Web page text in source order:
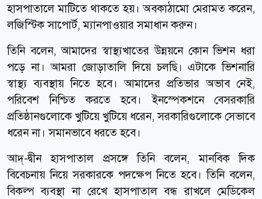
হাসপাতালে মাটিতে থাকতে হয়। অবকাঠামো মেরামত করেন,
লজিস্টিক সাপোর্ট, ম্যানপাওয়ার সমাধান করুন।
তিনি বলেন, আমাদের স্বাস্থ্যখাতের উন্নয়নে কোন ভিশন ধরা
পড়ে না। আমরা জোড়াতালি দিয়ে চলছি। এটাকে ভিশনারি
স্বাস্থ্য ব্যবস্থায় নিতে হবে। আমাদের প্রতিভার অভাব নেই,
পরিবেশ নিশ্চিত করতে হবে। ইনস্পেকশনে বেসরকারি
প্রতিষ্ঠানগুলোকে খুটিয়ে খুটিয়ে ধরেন, সরকারিগুলোকে সেভাবে
ধরেন না। সমানভাবে ধরতে হবে।
আদ্-দ্বীন হাসপাতাল প্রসঙ্গে তিনি বলেন, মানবিক দিক
বিবেচনায় নিয়ে সরকারকে পদক্ষেপ নিতে হবে। তিনি বলেন,
বিকল্প ব্যবস্থা না রেখে হাসপাতাল বন্ধ রাখলে মেডিকেল